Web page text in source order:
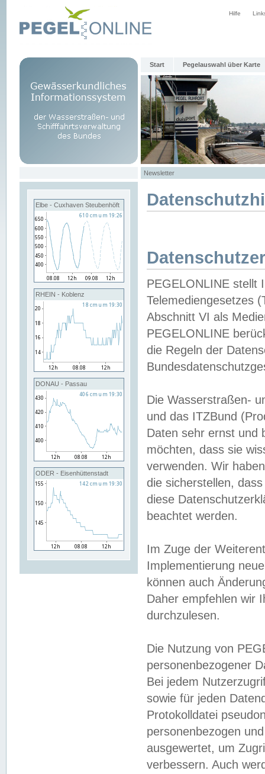
Hilfe
Start Pegelauswahl über Karte
Newsletter
Elbe - Cuxhaven Steubenhöft
RHEIN - Koblenz
DONAU - Passau
ODER - Eisenhüttenstadt
PEGELONLINE stellt
Telemediengesetzes
Abschnitt VI als
PEGELONLINE
die Regeln der
Die Wasserstraßen-
und das ITZBund
Daten sehr ernst und
möchten, dass sie
verwenden. Wir
die sicherstellen,
diese
beachtet werden.
Im Zuge der
Implementierung
können auch
Daher empfehlen wir
durchzulesen.
Die Nutzung von
personenbezogener
Bei jedem
sowie für jeden
Protokolldatei
personenbezogen
ausgewertet, um
verbessern. Auch